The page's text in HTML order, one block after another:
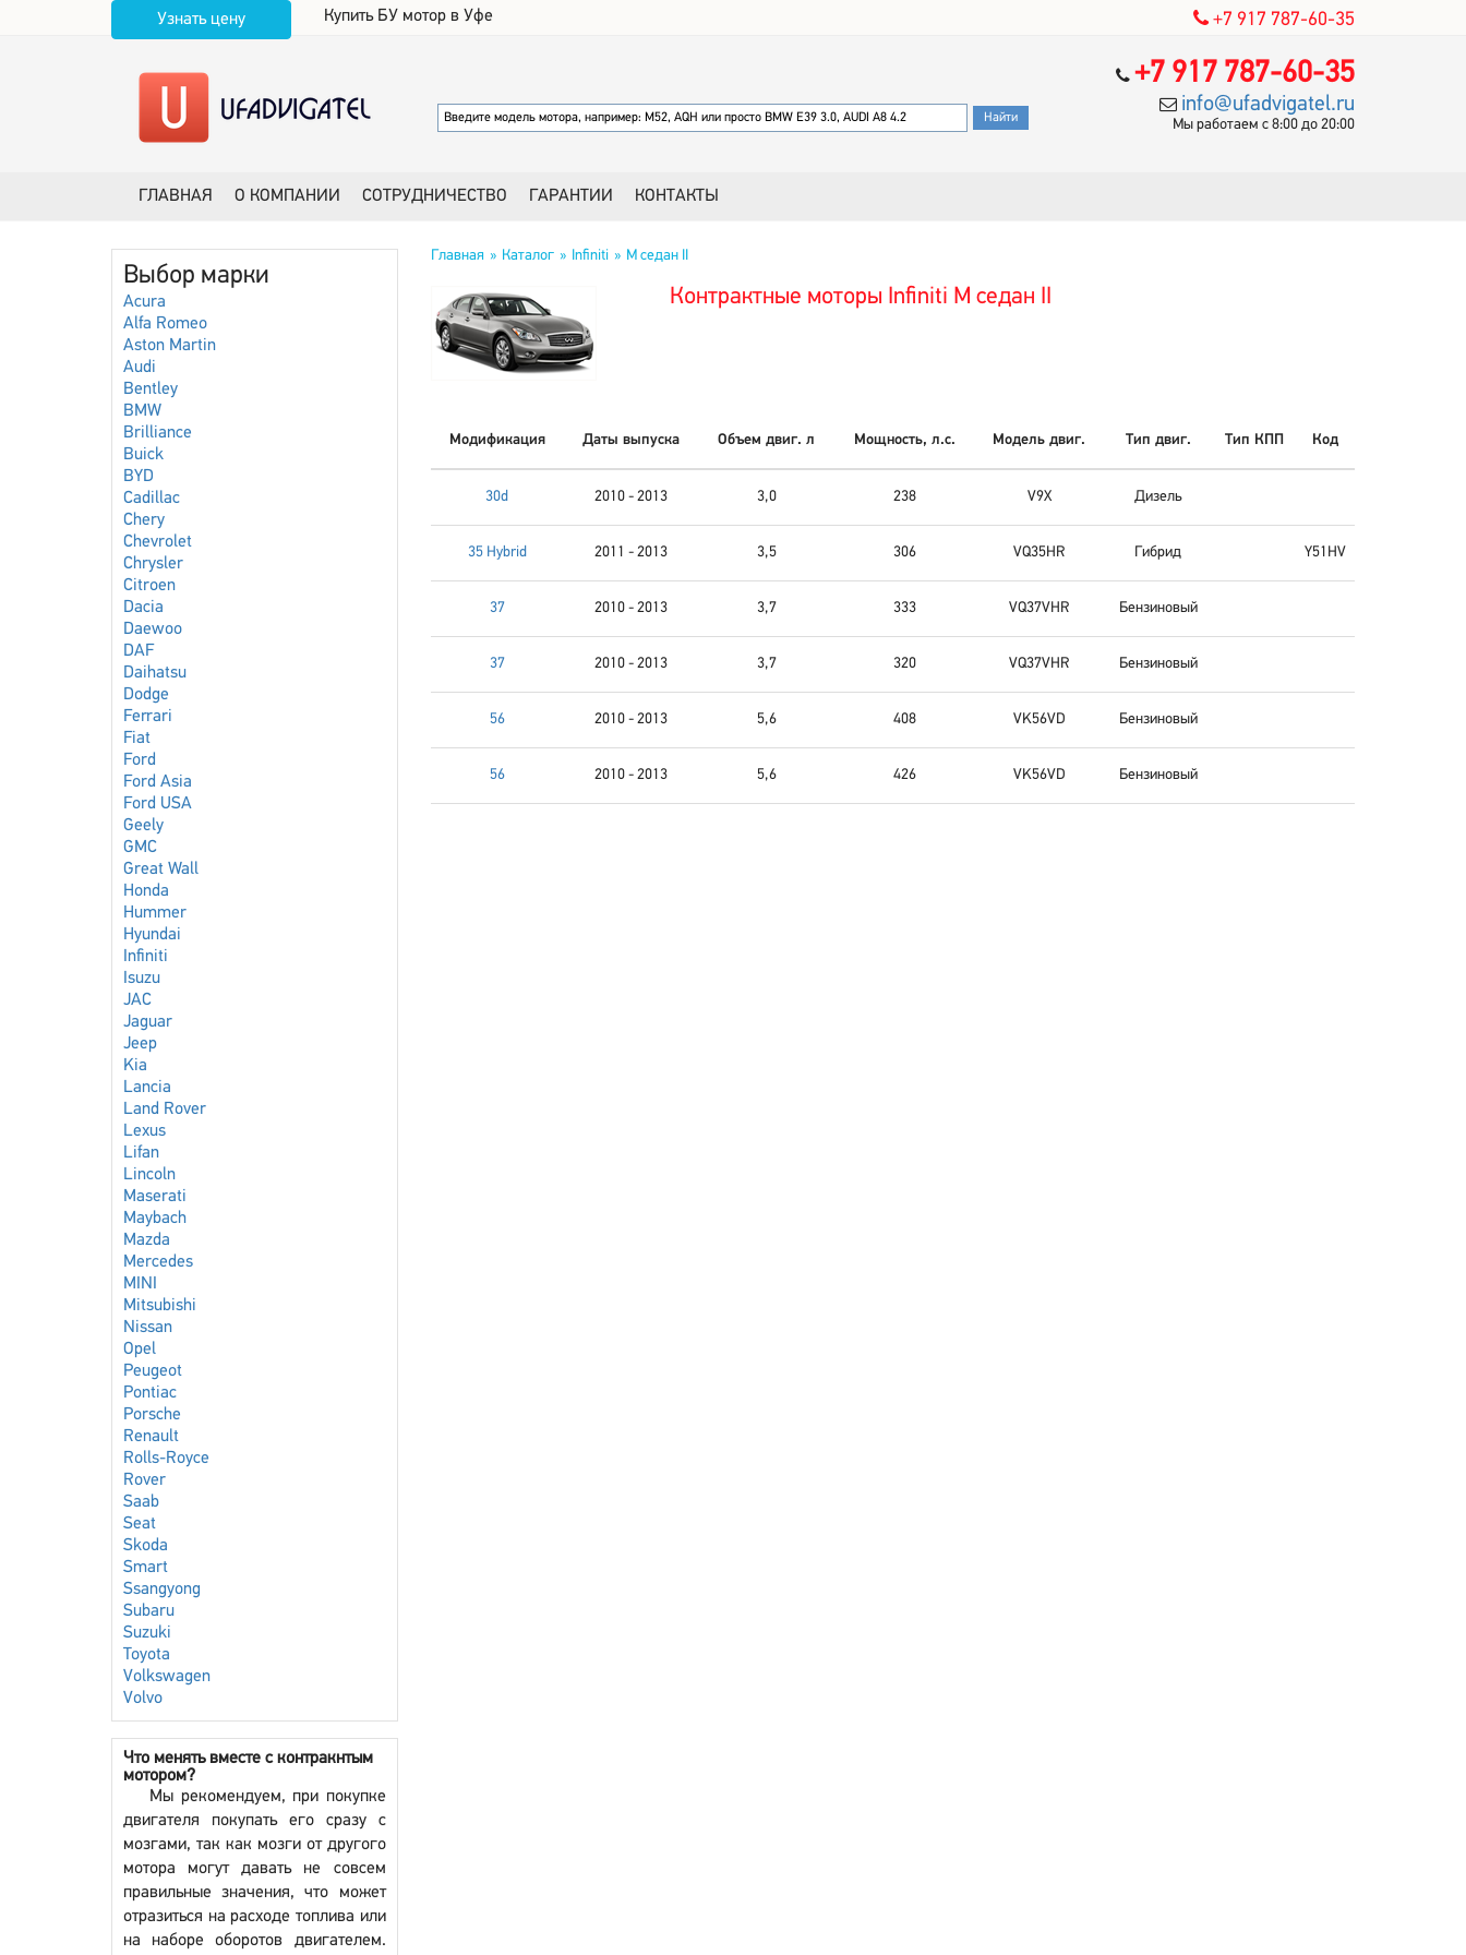
Узнать цену Купить БУ мотор в Уфе +7 917 787-60-35
+7 917 787-60-35
info@ufadvigatel.ru
Мы работаем с 8:00 до 20:00
ГЛАВНАЯ О КОМПАНИИ СОТРУДНИЧЕСТВО ГАРАНТИИ КОНТАКТЫ
Выбор марки
Acura
Alfa Romeo
Aston Martin
Audi
Bentley
BMW
Brilliance
Buick
BYD
Cadillac
Chery
Chevrolet
Chrysler
Citroen
Dacia
Daewoo
DAF
Daihatsu
Dodge
Ferrari
Fiat
Ford
Ford Asia
Ford USA
Geely
GMC
Great Wall
Honda
Hummer
Hyundai
Infiniti
Isuzu
JAC
Jaguar
Jeep
Kia
Lancia
Land Rover
Lexus
Lifan
Lincoln
Maserati
Maybach
Mazda
Mercedes
MINI
Mitsubishi
Nissan
Opel
Peugeot
Pontiac
Porsche
Renault
Rolls-Royce
Rover
Saab
Seat
Skoda
Smart
Ssangyong
Subaru
Suzuki
Toyota
Volkswagen
Volvo
Что менять вместе с контракнтым
мотором?
Мы рекомендуем, при покупке
двигателя покупать его сразу с
мозгами, так как мозги от другого
мотора могут давать не совсем
правильные значения, что может
отразиться на расходе топлива или
на наборе оборотов двигателем.
Главная Каталог Infiniti M седан II
Контрактные моторы Infiniti M седан II
Модификация Даты выпуска Объем двиг. л Мощность, л.с. Модель двиг. Тип двиг. Тип КПП Код
30d 2010 - 2013 3,0 238 V9X Дизель
35 Hybrid 2011 - 2013 3,5 306 VQ35HR Гибрид Y51HV
37 2010 - 2013 3,7 333 VQ37VHR Бензиновый
37 2010 - 2013 3,7 320 VQ37VHR Бензиновый
56 2010 - 2013 5,6 408 VK56VD Бензиновый
56 2010 - 2013 5,6 426 VK56VD Бензиновый